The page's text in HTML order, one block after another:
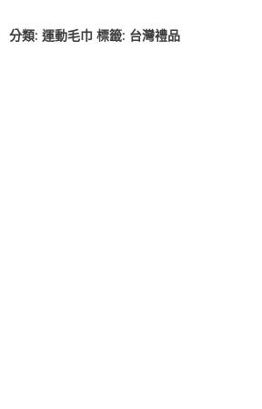
分類:運動毛巾 標籤: 台灣禮品